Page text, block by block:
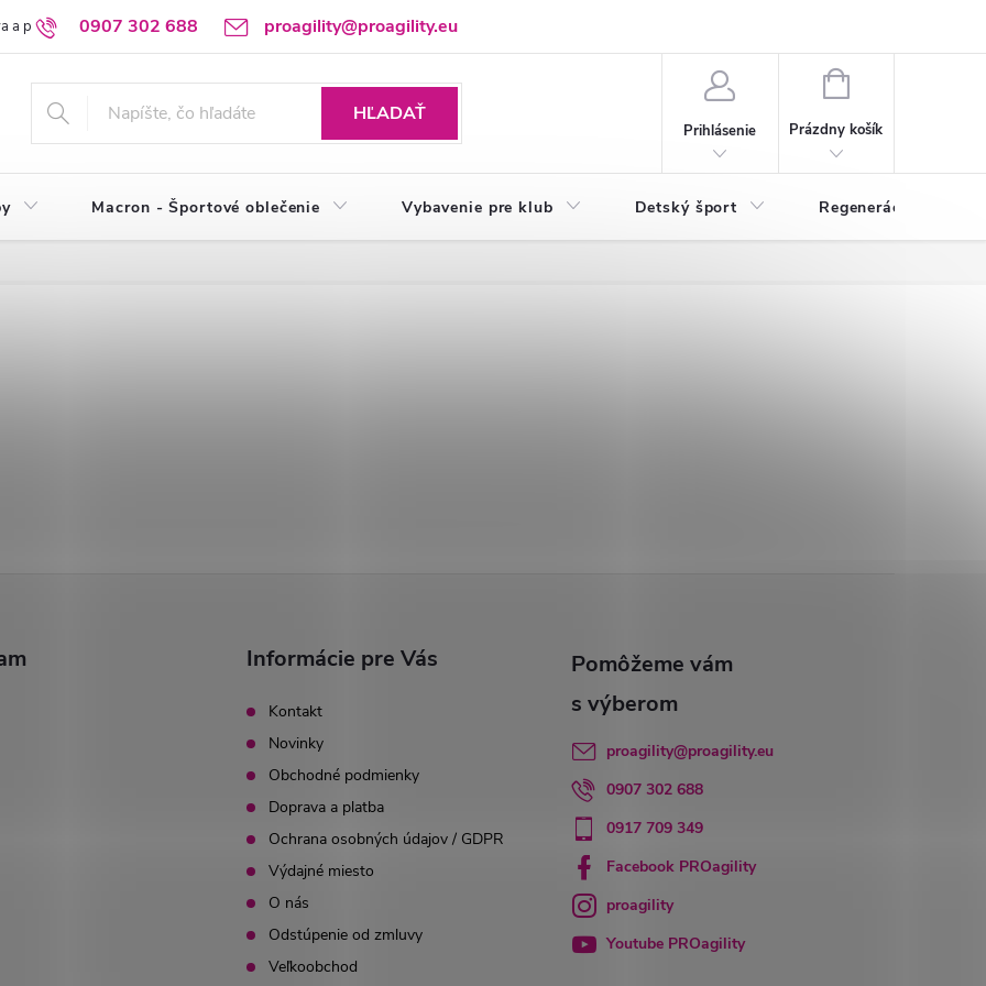
0907 302 688 proagility@proagility.eu
a platba Ochrana osobných údajov / GDPR Výdajné miesto
HĽADAŤ
Prihlásenie
NÁKUPNÝ
Prázdny košík
Macron - Športové oblečenie Vybavenie pre klub Detský šport Regenerácia
Informácie pre Vás
Kontakt
Novinky
Obchodné podmienky
Doprava a platba
Ochrana osobných údajov / GDPR
Výdajné miesto
O nás
Odstúpenie od zmluvy
Veľkoobchod
proagility@proagility.eu
0907 302 688
0917 709 349
Facebook PROagility
proagility
Youtube PROagility